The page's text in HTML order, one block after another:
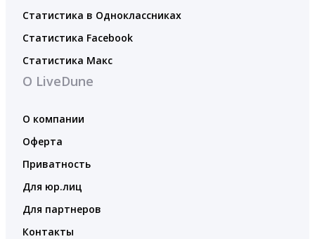
Статистика в Одноклассниках
Статистика Facebook
Статистика Макс
О LiveDune
О компании
Оферта
Приватность
Для юр.лиц
Для партнеров
Контакты